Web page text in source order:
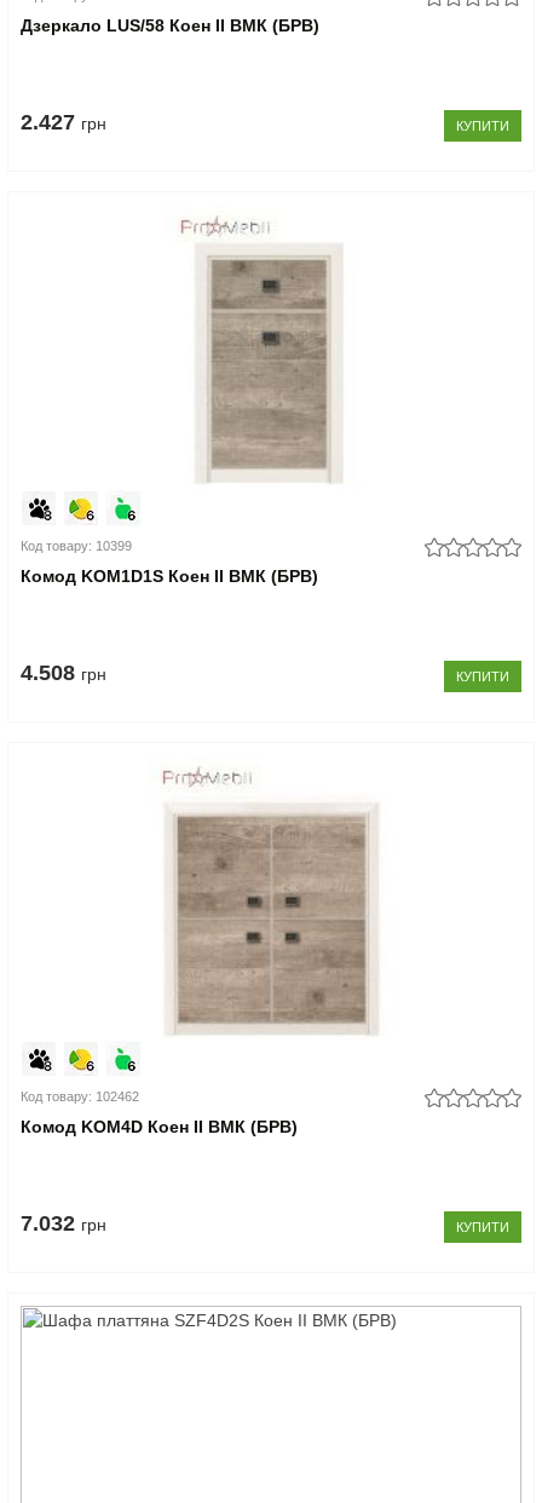
Дзеркало LUS/58 Коен II ВМК (БРВ)
2.427 грн КУПИТИ
Код товару: 10399
Комод KOM1D1S Коен II ВМК (БРВ)
4.508 грн КУПИТИ
Код товару: 102462
Комод KOM4D Коен II ВМК (БРВ)
7.032 грн КУПИТИ